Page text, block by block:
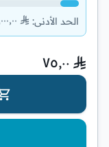
الحد الأدنى:
٧٥٫٠٠